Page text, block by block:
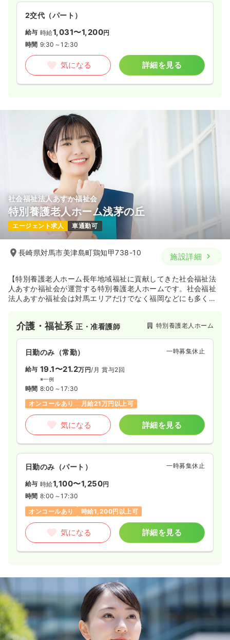
2交代（パート）
給与 時給1,031〜1,200円
時間 9:30～12:30
気になる 詳細を見る
社会福祉法人あすか福祉会
特別養護老人ホーム浅茅の丘
エージェント求人 車通勤可
長崎県対馬市美津島町鶏知甲738-10 施設詳細
【特別養護老人ホーム長年地域福祉に貢献してきた社会福祉法
人あすか福祉会が運営する特別養護老人ホームです。社会福祉
法人あすか福祉会は対馬エリアだけでなく福岡などにも多くの
うきめ細やかなケアの提供を目指し日々努力しています。
介護・福祉系正・准看護師 特別養護老人ホーム
日勤のみ（常勤） 一時募集休止
給与 19.1〜21.2万円/月 賞与2回
※一例
時間 8:00～17:30
オンコールあり
月給21万円以上可
気になる 詳細を見る
日勤のみ（パート） 一時募集休止
給与 時給1,100〜1,250円
時間 8:00～17:30
オンコールあり
時給1,200円以上可
気になる 詳細を見る